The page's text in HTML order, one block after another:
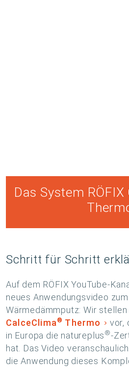
Das System
Schritt für Schritt
Auf dem RÖFIX YouTube-
neues Anwendungsvideo
Wärmedämmputz: Wir
CalceClima® Thermo
vor,
in Europa die natureplus®-
hat. Das Video
die Anwendung dieses